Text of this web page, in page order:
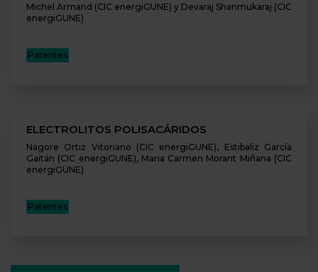
Michel Armand (CIC energiGUNE) y Devaraj Shanmukaraj (CIC
energiGUNE)
Patentes
ELECTROLITOS POLISACÁRIDOS
Nagore Ortiz Vitoriano (CIC energiGUNE), Estibaliz García
Gaitán (CIC energiGUNE), Maria Carmen Morant Miñana (CIC
energiGUNE)
Patentes